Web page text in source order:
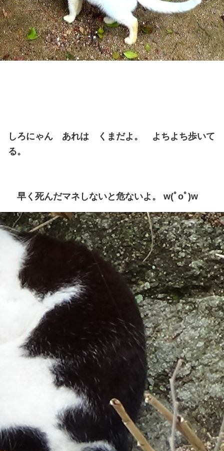
しろにゃん あれは くまだよ。 よちよち歩いて
る。
早く死んだマネしないと危ないよ。 w(ﾟoﾟ)w